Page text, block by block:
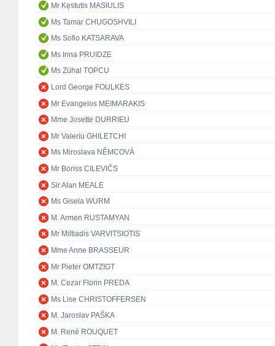
Mr Kęstutis MASIULIS
Ms Tamar CHUGOSHVILI
Ms Sofio KATSARAVA
Ms Irina PRUIDZE
Ms Zühal TOPCU
Lord George FOULKES
Mr Evangelos MEIMARAKIS
Mme Josette DURRIEU
Mr Valeriu GHILETCHI
Ms Miroslava NĚMCOVÁ
Mr Boriss CILEVIČS
Sir Alan MEALE
Ms Gisela WURM
M. Armen RUSTAMYAN
Mr Miltiadis VARVITSIOTIS
Mme Anne BRASSEUR
Mr Pieter OMTZIGT
M. Cezar Florin PREDA
Ms Lise CHRISTOFFERSEN
M. Jaroslav PAŠKA
M. René ROUQUET